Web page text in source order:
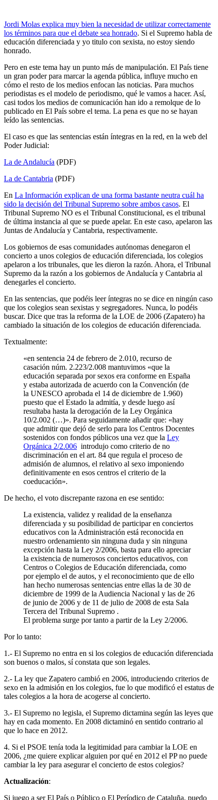
Jordi Molas explica muy bien la necesidad de utilizar correctamente
los términos para que el debate sea honrado. Si el Supremo habla de
educación diferenciada y yo titulo con sexista, no estoy siendo
honrado.
Pero en este tema hay un punto más de manipulación. El País tiene
un gran poder para marcar la agenda pública, influye mucho en
cómo el resto de los medios enfocan las noticias. Para muchos
periodistas es el modelo de periodismo, qué le vamos a hacer. Así,
casi todos los medios de comunicación han ido a remolque de lo
publicado en El País sobre el tema. La pena es que no se hayan
leído las sentencias.
El caso es que las sentencias están íntegras en la red, en la web del
Poder Judicial:
La de Andalucía (PDF)
La de Cantabria (PDF)
En La Información explican de una forma bastante neutra cuál ha
sido la decisión del Tribunal Supremo sobre ambos casos. El
Tribunal Supremo NO es el Tribunal Constitucional, es el tribunal
de última instancia al que se puede apelar. En este caso, apelaron las
Juntas de Andalucía y Cantabria, respectivamente.
Los gobiernos de esas comunidades autónomas denegaron el
concierto a unos colegios de educación diferenciada, los colegios
apelaron a los tribunales, que les dieron la razón. Ahora, el Tribunal
Supremo da la razón a los gobiernos de Andalucía y Cantabria al
denegarles el concierto.
En las sentencias, que podéis leer íntegras no se dice en ningún caso
que los colegios sean sexistas y segregadores. Nunca, lo podéis
buscar. Dice que tras la reforma de la LOE de 2006 (Zapatero) ha
cambiado la situación de los colegios de educación diferenciada.
Textualmente:
«en sentencia 24 de febrero de 2.010, recurso de
casación núm. 2.223/2.008 mantuvimos «que la
educación separada por sexos era conforme en España
y estaba autorizada de acuerdo con la Convención (de
la UNESCO aprobada el 14 de diciembre de 1.960)
puesto que el Estado la admitía, y desde luego así
resultaba hasta la derogación de la Ley Orgánica
10/2.002 (…)». Para seguidamente añadir que: «hay
que admitir que dejó de serlo para los Centros Docentes
sostenidos con fondos públicos una vez que la Ley
Orgánica 2/2.006 introdujo como criterio de no
discriminación en el art. 84 que regula el proceso de
admisión de alumnos, el relativo al sexo imponiendo
definitivamente en esos centros el criterio de la
coeducación».
De hecho, el voto discrepante razona en ese sentido:
La existencia, validez y realidad de la enseñanza
diferenciada y su posibilidad de participar en conciertos
educativos con la Administración está reconocida en
nuestro ordenamiento sin ninguna duda y sin ninguna
excepción hasta la Ley 2/2006, basta para ello apreciar
la existencia de numerosos conciertos educativos, con
Centros o Colegios de Educación diferenciada, como
por ejemplo el de autos, y el reconocimiento que de ello
han hecho numerosas sentencias entre ellas la de 30 de
diciembre de 1999 de la Audiencia Nacional y las de 26
de junio de 2006 y de 11 de julio de 2008 de esta Sala
Tercera del Tribunal Supremo .
El problema surge por tanto a partir de la Ley 2/2006.
Por lo tanto:
1.- El Supremo no entra en si los colegios de educación diferenciada
son buenos o malos, sí constata que son legales.
2.- La ley que Zapatero cambió en 2006, introduciendo criterios de
sexo en la admisión en los colegios, fue lo que modificó el estatus de
tales colegios a la hora de acogerse al concierto.
3.- El Supremo no legisla, el Supremo dictamina según las leyes que
hay en cada momento. En 2008 dictaminó en sentido contrario al
que lo hace en 2012.
4. Si el PSOE tenía toda la legitimidad para cambiar la LOE en
2006, ¿me quiere explicar alguien por qué en 2012 el PP no puede
cambiar la ley para asegurar el concierto de estos colegios?
Actualización:
Si juego a ser El País o Público o El Períodico de Cataluña, puedo